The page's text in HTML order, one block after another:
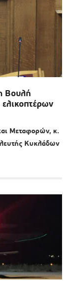
Βουλή
Μεταφορών, κ.
Κυκλάδων